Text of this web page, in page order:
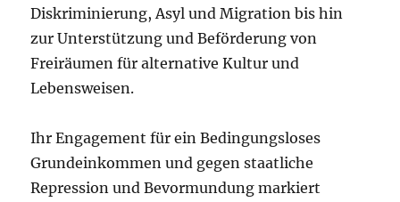
Diskriminierung, Asyl und Migration bis hin
zur Unterstützung und Beförderung von
Freiräumen für alternative Kultur und
Lebensweisen.
Ihr Engagement für ein Bedingungsloses
Grundeinkommen und gegen staatliche
Repression und Bevormundung markiert